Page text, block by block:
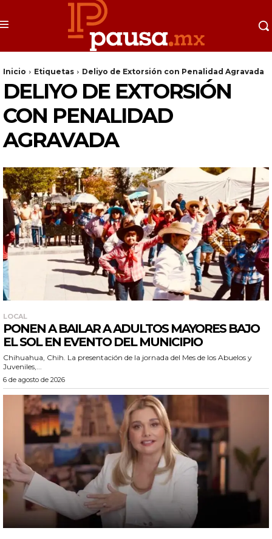
Inicio Etiquetas Deliyo de Extorsión con Penalidad Agravada
DELIYO DE EXTORSIÓN
CON PENALIDAD
AGRAVADA
LOCAL
PONEN A BAILAR A ADULTOS MAYORES BAJO
EL SOL EN EVENTO DEL MUNICIPIO
Chihuahua, Chih. La presentación de la jornada del Mes de los Abuelos y
Juveniles,...
6 de agosto de 2026